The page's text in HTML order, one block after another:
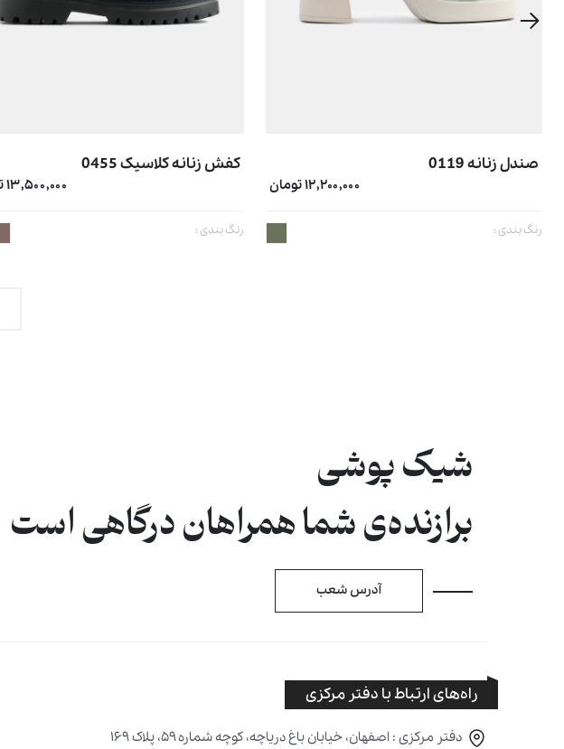
صندل زنانه 0119
۱۲,۲۰۰,۰۰۰ تومان
رنگ بندی :
کفش زنانه کلاسیک 0455
۱۳,۵۰۰,۰۰۰ تومان
رنگ بندی :
شیک پوشی
برازنده‌ی شما همراهان درگاهی است
آدرس شعب
راه‌های ارتباط با دفتر مرکزی
دفتر مرکزی : اصفهان، خیابان باغ دریاچه، کوچه شماره ۵۹، پلاک ۱۶۹